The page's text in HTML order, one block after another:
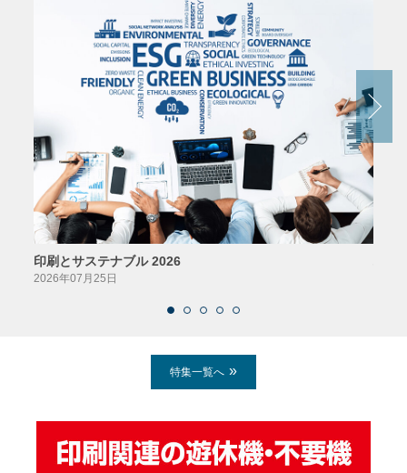
印刷とサステナブル 2026
2026年07月25日
特集一覧へ